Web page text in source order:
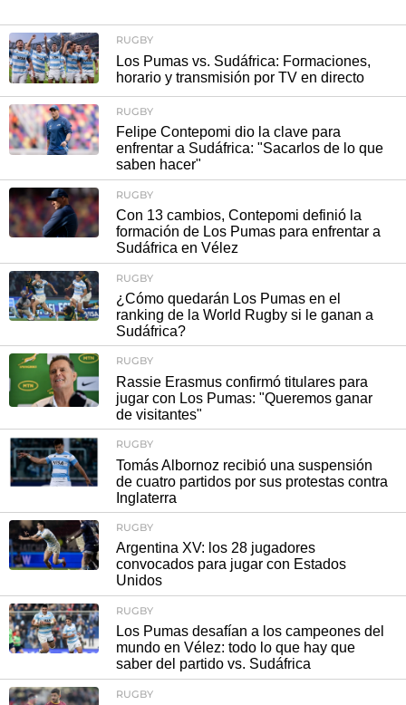
RUGBY
Los Pumas vs. Sudáfrica: Formaciones,
horario y transmisión por TV en directo
RUGBY
Felipe Contepomi dio la clave para
enfrentar a Sudáfrica: "Sacarlos de lo que
saben hacer"
RUGBY
Con 13 cambios, Contepomi definió la
formación de Los Pumas para enfrentar a
Sudáfrica en Vélez
RUGBY
¿Cómo quedarán Los Pumas en el
ranking de la World Rugby si le ganan a
Sudáfrica?
RUGBY
Rassie Erasmus confirmó titulares para
jugar con Los Pumas: "Queremos ganar
de visitantes"
RUGBY
Tomás Albornoz recibió una suspensión
de cuatro partidos por sus protestas contra
Inglaterra
RUGBY
Argentina XV: los 28 jugadores
convocados para jugar con Estados
Unidos
RUGBY
Los Pumas desafían a los campeones del
mundo en Vélez: todo lo que hay que
saber del partido vs. Sudáfrica
RUGBY